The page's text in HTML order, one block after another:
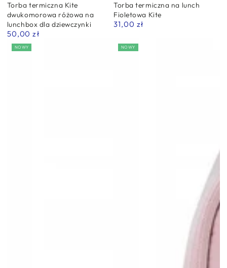
Torba termiczna Kite
dwukomorowa różowa na
lunchbox dla dziewczynki
Normalna
cena
50,00 zł
Torba termiczna na lunch
Fioletowa Kite
Normalna
31,00 zł
NOWY NOWY